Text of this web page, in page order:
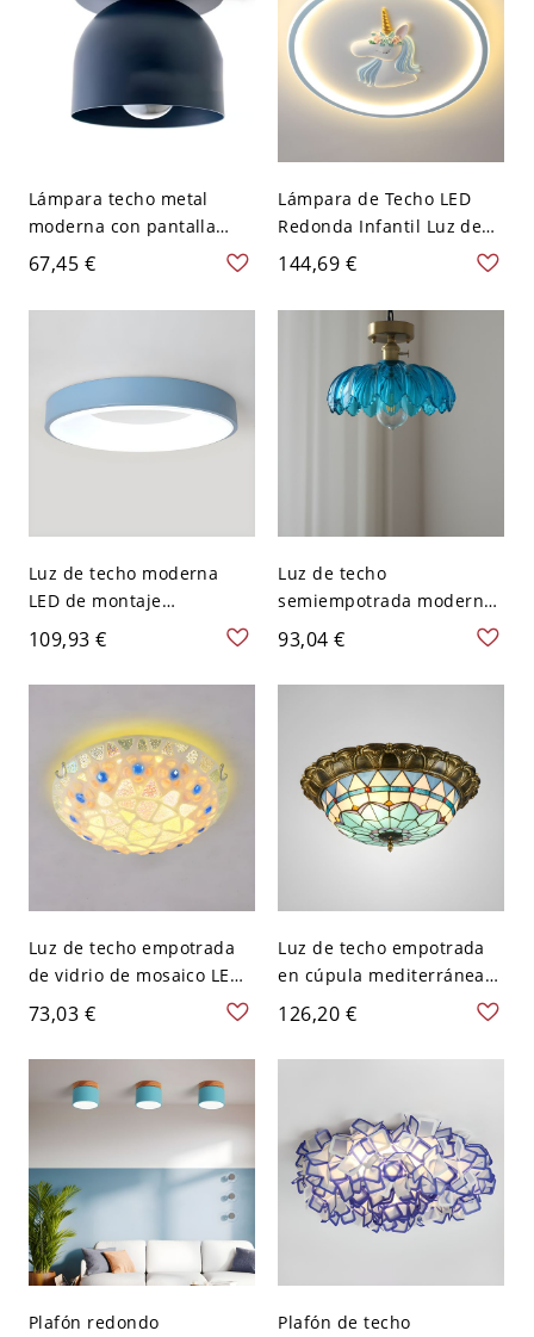
Lámpara techo metal
moderna con pantalla
hierro hacia abajo - 110 A
120 V Azul
67,45 €
Lámpara de Techo LED
Redonda Infantil Luz de
Techo con Diseño de
Unicornio para Cuarto -
Azul 110 A 120 V Luz
144,69 €
Luz de techo moderna
LED de montaje
empotrado en círculo de
acrílico - Luminaria
elegante con bombillas
cm Azul Blanco
109,93 €
Luz de techo
semiempotrada moderna
en forma de cúpula para
dormitorio - Azul 110 A
120 V
93,04 €
Luz de techo empotrada
de vidrio de mosaico LED,
cúpula beige
mediterránea - 110 A 120
V 30,48 cm Blanco
73,03 €
Luz de techo empotrada
en cúpula mediterránea
con vidrio artístico
enrollado a mano y LED
en bronce-azul - Bronce
126,20 €
Plafón redondo
Plafón de techo